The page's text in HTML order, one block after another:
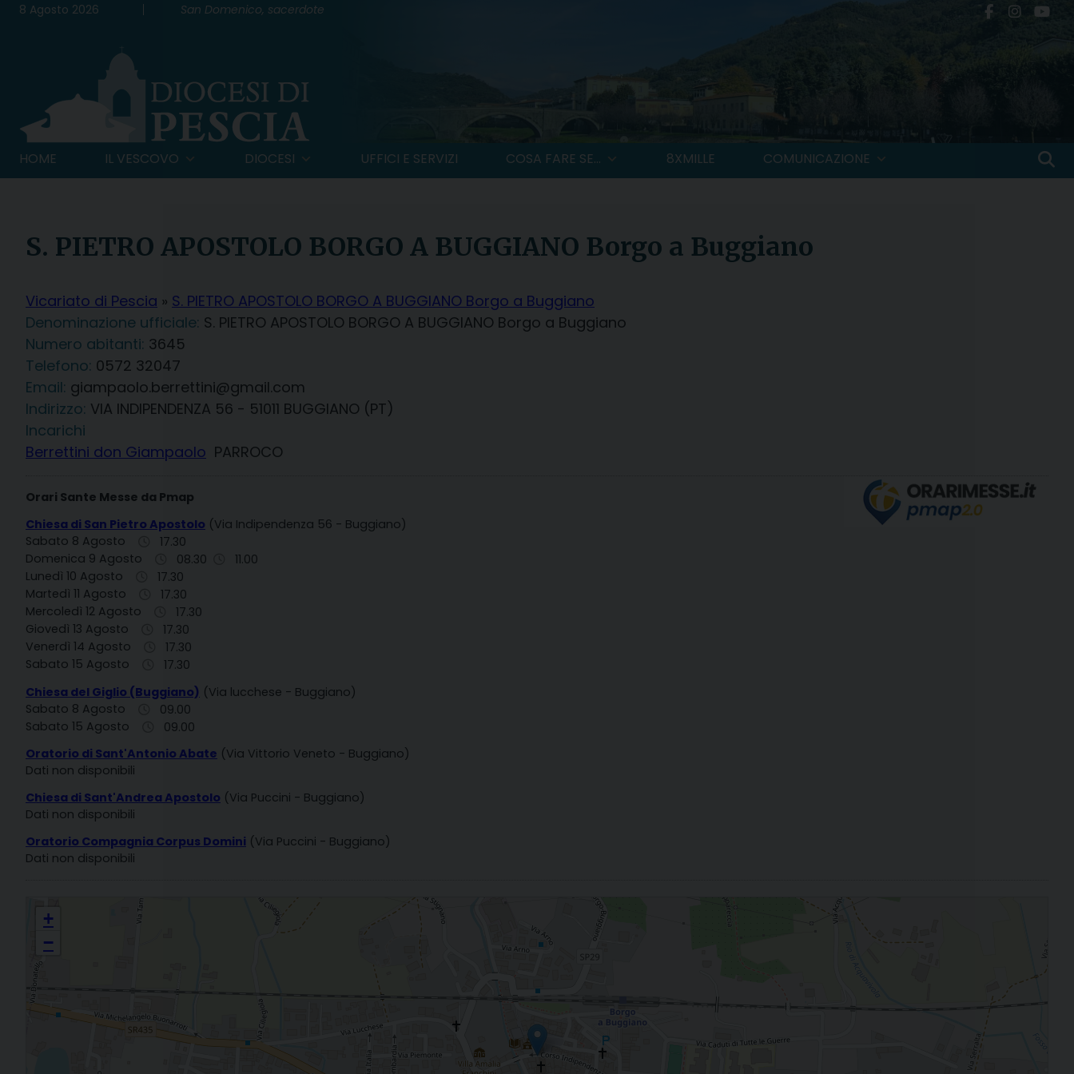
Skip8 Agosto 2026 San Domenico, sacerdote
HOME IL VESCOVO DIOCESI UFFICI E SERVIZI COSA FARE SE... 8XMILLE COMUNICAZIONE
S. PIETRO APOSTOLO BORGO A BUGGIANO Borgo a Buggiano
Vicariato di Pescia » S. PIETRO APOSTOLO BORGO A BUGGIANO Borgo a Buggiano
Denominazione ufficiale: S. PIETRO APOSTOLO BORGO A BUGGIANO Borgo a Buggiano
3645
Telefono: 0572 32047
Email: giampaolo.berrettini@gmail.com
Indirizzo: VIA INDIPENDENZA 56 - 51011 BUGGIANO (PT)
Incarichi
Berrettini don Giampaolo PARROCO
Orari Sante Messe da Pmap
Chiesa di San Pietro Apostolo (Via Indipendenza 56 - Buggiano)
Sabato 8 Agosto
17.30
Domenica 9 Agosto
08.30
11.00
Lunedì 10 Agosto
17.30
Martedì 11 Agosto
17.30
Mercoledì 12 Agosto
17.30
Giovedì 13 Agosto
17.30
Venerdì 14 Agosto
17.30
Sabato 15 Agosto
17.30
Chiesa del Giglio (Buggiano) (Via lucchese - Buggiano)
Sabato 8 Agosto
09.00
Sabato 15 Agosto
09.00
Oratorio di Sant'Antonio Abate (Via Vittorio Veneto - Buggiano)
Dati non disponibili
Chiesa di Sant'Andrea Apostolo (Via Puccini - Buggiano)
Dati non disponibili
Oratorio Compagnia Corpus Domini (Via Puccini - Buggiano)
Dati non disponibili
S. PIETRO APOSTOLO BORGO A BUGGIANO Borgo a Buggiano
+
−